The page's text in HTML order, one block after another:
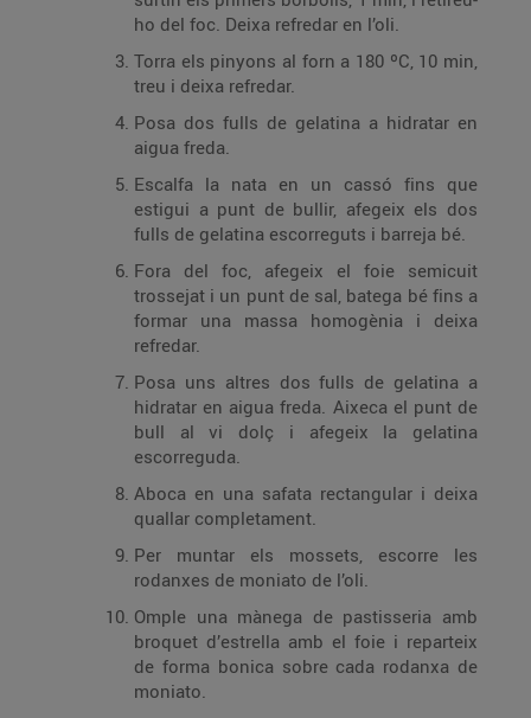
ho del foc. Deixa refredar en l’oli.
Torra els pinyons al forn a 180 ºC, 10 min,
treu i deixa refredar.
Posa dos fulls de gelatina a hidratar en
aigua freda.
Escalfa la nata en un cassó fins que
estigui a punt de bullir, afegeix els dos
fulls de gelatina escorreguts i barreja bé.
Fora del foc, afegeix el foie semicuit
trossejat i un punt de sal, batega bé fins a
formar una massa homogènia i deixa
refredar.
Posa uns altres dos fulls de gelatina a
hidratar en aigua freda. Aixeca el punt de
bull al vi dolç i afegeix la gelatina
escorreguda.
Aboca en una safata rectangular i deixa
quallar completament.
Per muntar els mossets, escorre les
rodanxes de moniato de l’oli.
Omple una mànega de pastisseria amb
broquet d’estrella amb el foie i reparteix
de forma bonica sobre cada rodanxa de
moniato.